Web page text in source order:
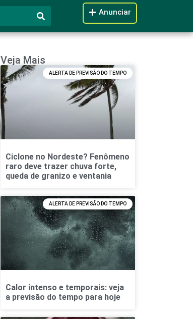
Anunciar
Veja Mais
ALERTA DE PREVISÃO DO TEMPO
Ciclone no Nordeste? Fenômeno
raro deve trazer chuva forte,
queda de granizo e ventania
ALERTA DE PREVISÃO DO TEMPO
Calor intenso e temporais: veja
a previsão do tempo para hoje